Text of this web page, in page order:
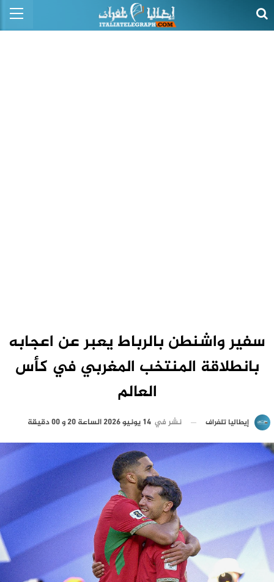
سفير واشنطن بالرباط يعبر عن اعجابه
بانطلاقة المنتخب المغربي في كأس
العالم
إيطاليا تلغراف نشر في 14 يونيو 2026 الساعة 20 و 00 دقيقة